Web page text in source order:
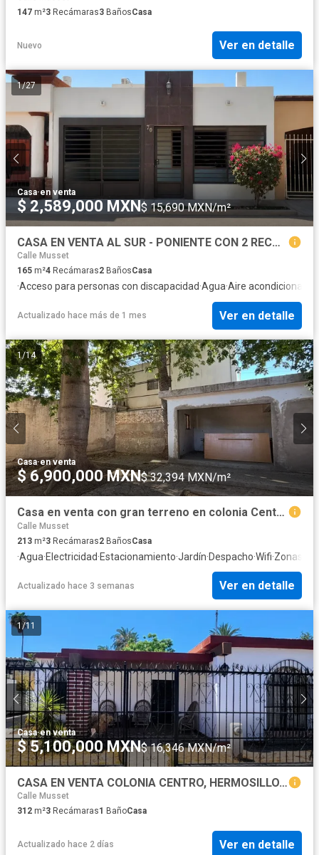
147 m²3 Recámaras3 BañosCasa
Nuevo Ver en detalle
1/27
Casa·en venta
$ 2,589,000 MXN$ 15,690 MXN/m²
CASA EN VENTA AL SUR - PONIENTE CON 2 RECAMARAS COMPLETAS EN PLANTA BAJA
Calle Musset
165 m²4 Recámaras2 BañosCasa
·Acceso para personas con discapacidad·Agua·Aire acondicionado
Actualizado hace más de 1 mes Ver en detalle
1/14
Casa·en venta
$ 6,900,000 MXN$ 32,394 MXN/m²
Casa en venta con gran terreno en colonia Centenario
Calle Musset
213 m²3 Recámaras2 BañosCasa
·Agua·Electricidad·Estacionamiento·Jardín·Despacho·Wifi·Zonas
Actualizado hace 3 semanas Ver en detalle
1/11
Casa·en venta
$ 5,100,000 MXN$ 16,346 MXN/m²
CASA EN VENTA COLONIA CENTRO, HERMOSILLO, SONORA
Calle Musset
312 m²3 Recámaras1 BañoCasa
Actualizado hace 2 días Ver en detalle